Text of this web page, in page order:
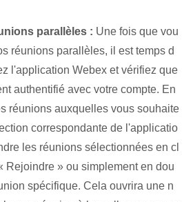
parallèles : Une fois que vou
réunions parallèles, il est temps d
l'application Webex et vérifiez que
authentifié avec votre compte. En
réunions auxquelles vous souhaite
correspondante de l'applicatio
les réunions sélectionnées en cl
Rejoindre » ou simplement en dou
spécifique. Cela ouvrira une n